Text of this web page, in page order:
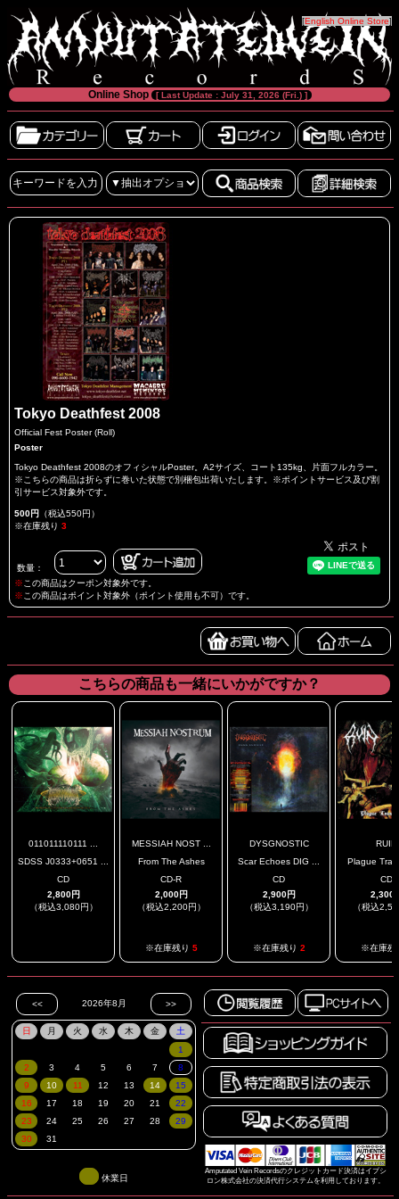
[English Online Store]
Online Shop [ Last Update : July 31, 2026 (Fri.) ]
Tokyo Deathfest 2008
Official Fest Poster (Roll)
Poster
Tokyo Deathfest 2008のオフィシャルPoster。A2サイズ、コート135kg、片面フルカラー。
※こちらの商品は折らずに巻いた状態で別梱包出荷いたします。※ポイントサービス及び割
引サービス対象外です。
500円 （税込550円）
※在庫残り 3
数量：
※ この商品はクーポン対象外です。
※ この商品はポイント対象外（ポイント使用も不可）です。
こちらの商品も一緒にいかがですか？
011011110111 ...
SDSS J0333+0651 ...
CD
2,800円
（税込3,080円）
MESSIAH NOST ...
From The Ashes
CD-R
2,000円
（税込2,200円）
※在庫残り 5
DYSGNOSTIC
Scar Echoes DIG ...
CD
2,900円
（税込3,190円）
※在庫残り 2
RUIN
Plague
CD
2,300
（税込
※在庫残
Amputated Vein Recordsのクレジットカード決済はイプシ
ロン株式会社の決済代行システムを利用しております。
休業日